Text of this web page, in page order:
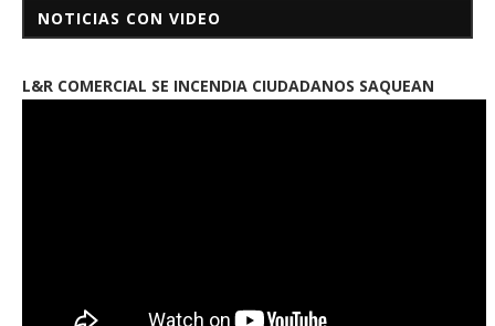
NOTICIAS CON VIDEO
L&R COMERCIAL SE INCENDIA CIUDADANOS SAQUEAN